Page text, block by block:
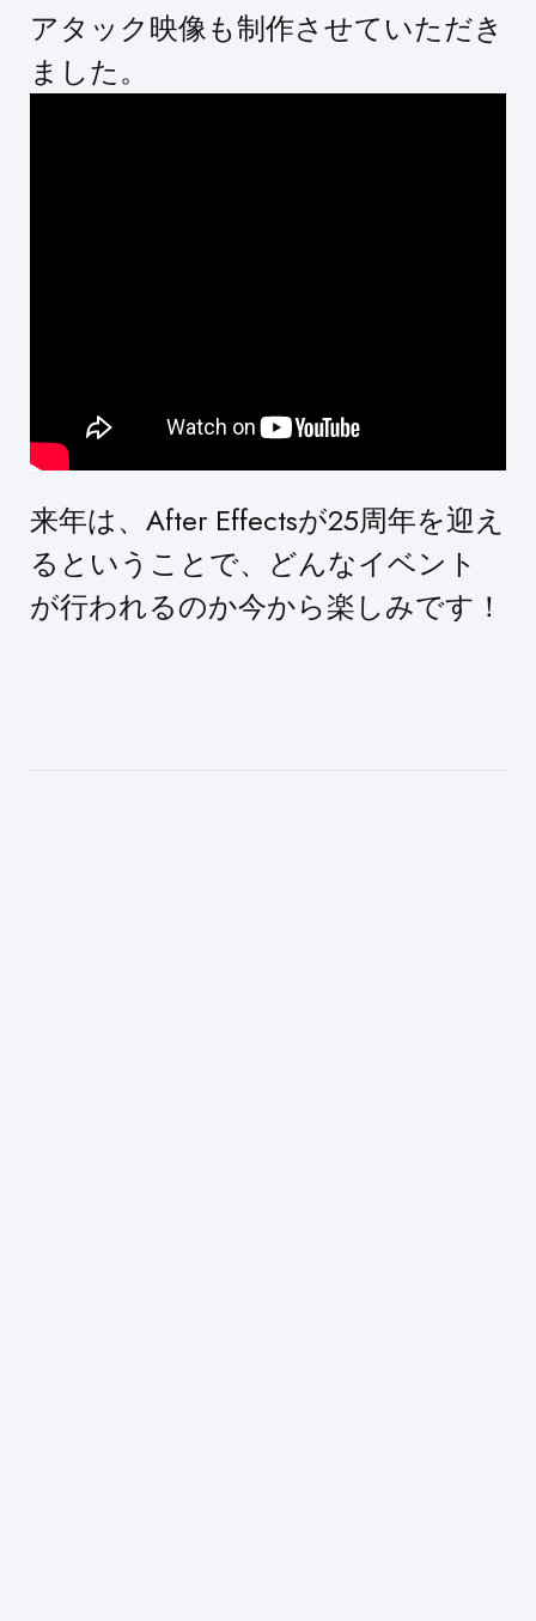
アタック映像も制作させていただき
ました。
来年は、After Effectsが25周年を迎え
るということで、どんなイベント
が行われるのか今から楽しみです！